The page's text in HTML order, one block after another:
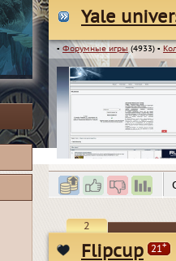
Yale
▪ Форумные игры (4933) ▪
2
Flipcup 21+